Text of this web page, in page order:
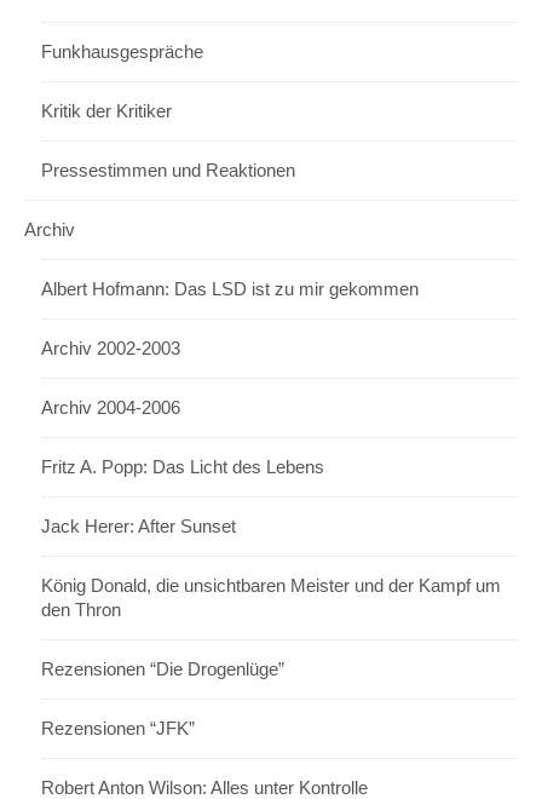
Funkhausgespräche
Kritik der Kritiker
Pressestimmen und Reaktionen
Archiv
Albert Hofmann: Das LSD ist zu mir gekommen
Archiv 2002-2003
Archiv 2004-2006
Fritz A. Popp: Das Licht des Lebens
Jack Herer: After Sunset
König Donald, die unsichtbaren Meister und der Kampf um
den Thron
Rezensionen “Die Drogenlüge”
Rezensionen “JFK”
Robert Anton Wilson: Alles unter Kontrolle